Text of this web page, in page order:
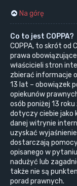
Na górę
Co to jest COPPA?
COPPA, to skrót od
prawa
właścicieli stron
zbierać informacje
13 lat – obowiązek
opiekunów
osób poniżej 13
dotyczy ciebie jako
danej witrynie
uzyskać
dostarczają
opisanego w
nadużyć lub
także nie są
porad prawnych.